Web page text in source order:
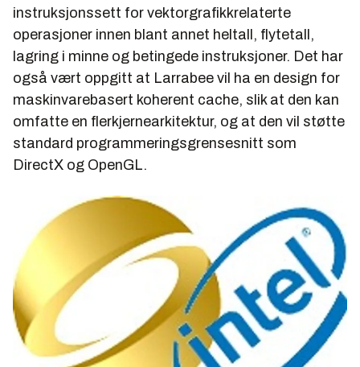
instruksjonssett for vektorgrafikkrelaterte
operasjoner innen blant annet heltall, flytetall,
lagring i minne og betingede instruksjoner. Det har
også vært oppgitt at Larrabee vil ha en design for
maskinvarebasert koherent cache, slik at den kan
omfatte en flerkjernearkitektur, og at den vil støtte
standard programmeringsgrensesnitt som
DirectX og OpenGL.